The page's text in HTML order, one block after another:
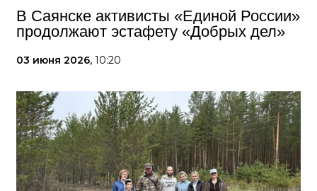
В Саянске активисты «Единой России»
продолжают эстафету «Добрых дел»
03 июня 2026, 10:20